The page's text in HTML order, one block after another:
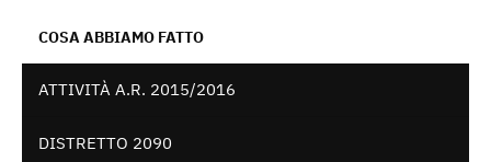
COSA ABBIAMO FATTO
ATTIVITÀ A.R. 2015/2016
DISTRETTO 2090